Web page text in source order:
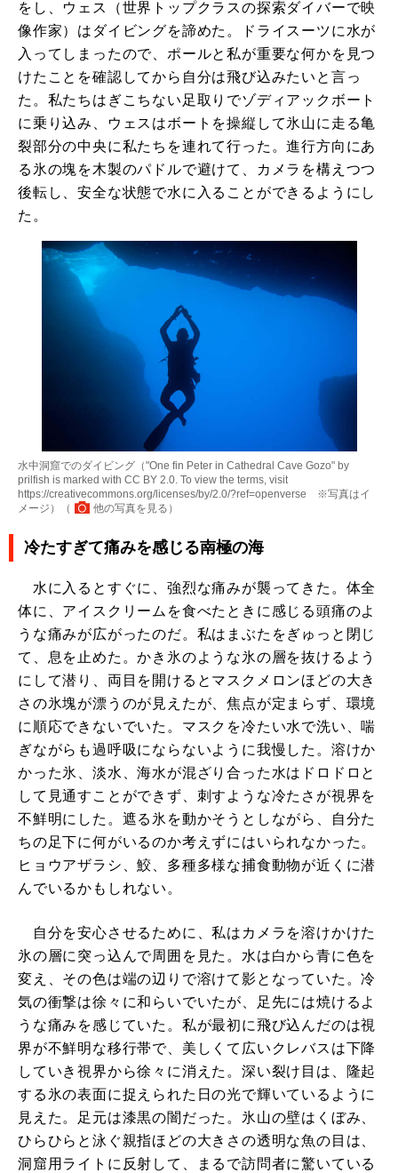
をし、ウェス（世界トップクラスの探索ダイバーで映
像作家）はダイビングを諦めた。ドライスーツに水が
入ってしまったので、ポールと私が重要な何かを見つ
けたことを確認してから自分は飛び込みたいと言っ
た。私たちはぎこちない足取りでゾディアックボート
に乗り込み、ウェスはボートを操縦して氷山に走る亀
裂部分の中央に私たちを連れて行った。進行方向にあ
る氷の塊を木製のパドルで避けて、カメラを構えつつ
後転し、安全な状態で水に入ることができるようにし
た。
水中洞窟でのダイビング（"One fin Peter in Cathedral Cave Gozo" by
prilfish is marked with CC BY 2.0. To view the terms, visit
https://creativecommons.org/licenses/by/2.0/?ref=openverse ※写真はイ
メージ）（
他の写真を見る ）
冷たすぎて痛みを感じる南極の海
水に入るとすぐに、強烈な痛みが襲ってきた。体全
体に、アイスクリームを食べたときに感じる頭痛のよ
うな痛みが広がったのだ。私はまぶたをぎゅっと閉じ
て、息を止めた。かき氷のような氷の層を抜けるよう
にして潜り、両目を開けるとマスクメロンほどの大き
さの氷塊が漂うのが見えたが、焦点が定まらず、環境
に順応できないでいた。マスクを冷たい水で洗い、喘
ぎながらも過呼吸にならないように我慢した。溶けか
かった氷、淡水、海水が混ざり合った水はドロドロと
して見通すことができず、刺すような冷たさが視界を
不鮮明にした。遮る氷を動かそうとしながら、自分た
ちの足下に何がいるのか考えずにはいられなかった。
ヒョウアザラシ、鮫、多種多様な捕食動物が近くに潜
んでいるかもしれない。
自分を安心させるために、私はカメラを溶けかけた
氷の層に突っ込んで周囲を見た。水は白から青に色を
変え、その色は端の辺りで溶けて影となっていた。冷
気の衝撃は徐々に和らいでいたが、足先には焼けるよ
うな痛みを感じていた。私が最初に飛び込んだのは視
界が不鮮明な移行帯で、美しくて広いクレバスは下降
していき視界から徐々に消えた。深い裂け目は、隆起
する氷の表面に捉えられた日の光で輝いているように
見えた。足元は漆黒の闇だった。氷山の壁はくぼみ、
ひらひらと泳ぐ親指ほどの大きさの透明な魚の目は、
洞窟用ライトに反射して、まるで訪問者に驚いている